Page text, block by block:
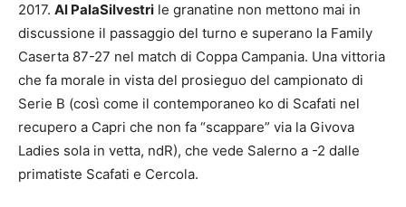
2017. Al PalaSilvestri le granatine non mettono mai in
discussione il passaggio del turno e superano la Family
Caserta 87-27 nel match di Coppa Campania. Una vittoria
che fa morale in vista del prosieguo del campionato di
Serie B (così come il contemporaneo ko di Scafati nel
recupero a Capri che non fa “scappare” via la Givova
Ladies sola in vetta, ndR), che vede Salerno a -2 dalle
primatiste Scafati e Cercola.